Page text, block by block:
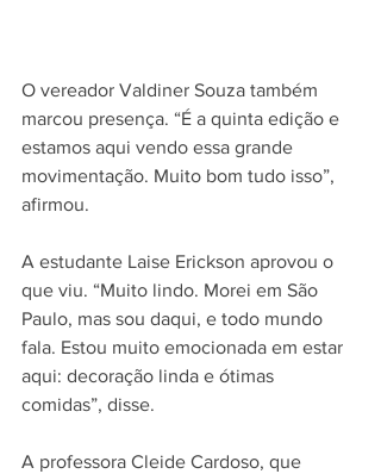
O vereador Valdiner Souza também
marcou presença. “É a quinta edição e
estamos aqui vendo essa grande
movimentação. Muito bom tudo isso”,
afirmou.
A estudante Laise Erickson aprovou o
que viu. “Muito lindo. Morei em São
Paulo, mas sou daqui, e todo mundo
fala. Estou muito emocionada em estar
aqui: decoração linda e ótimas
comidas”, disse.
A professora Cleide Cardoso, que